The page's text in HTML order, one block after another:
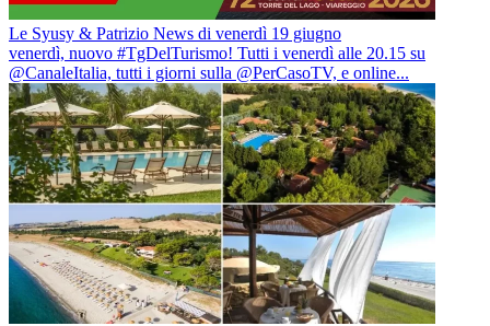
Le Syusy & Patrizio News di venerdì 19 giugno
venerdì, nuovo #TgDelTurismo! Tutti i venerdì alle 20.15 su
@CanaleItalia, tutti i giorni sulla ‪@PerCasoTV, e online...